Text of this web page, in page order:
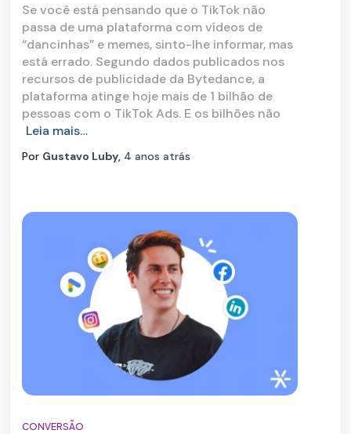
Se você está pensando que o TikTok não
passa de uma plataforma com vídeos de
“dancinhas” e memes, sinto-lhe informar, mas
está errado. Segundo dados publicados nos
recursos de publicidade da Bytedance, a
plataforma atinge hoje mais de 1 bilhão de
pessoas com o TikTok Ads. E os bilhões não
Leia mais…
Por Gustavo Luby, 4 anos atrás
CONVERSÃO